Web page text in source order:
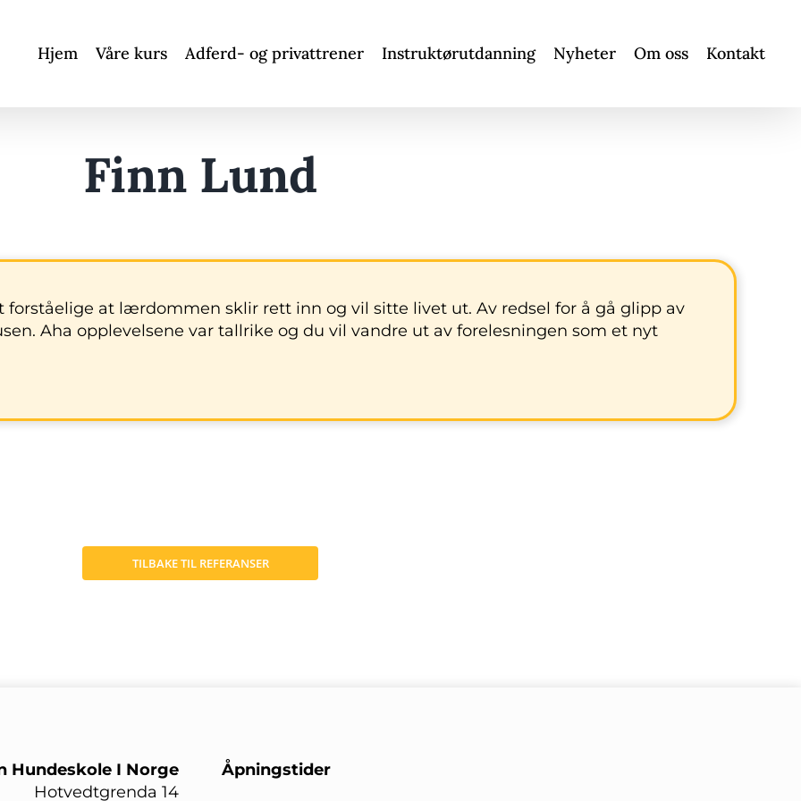
Hjem Våre kurs Adferd- og privattrener Instruktørutdanning Nyheter Om oss Kontakt
Finn Lund
forståelige at lærdommen sklir rett inn og vil sitte livet ut. Av redsel for å gå glipp av
Aha opplevelsene var tallrike og du vil vandre ut av forelesningen som et nyt
TILBAKE TIL REFERANSER
Hundeskole I Norge
Hotvedtgrenda 14
Åpningstider